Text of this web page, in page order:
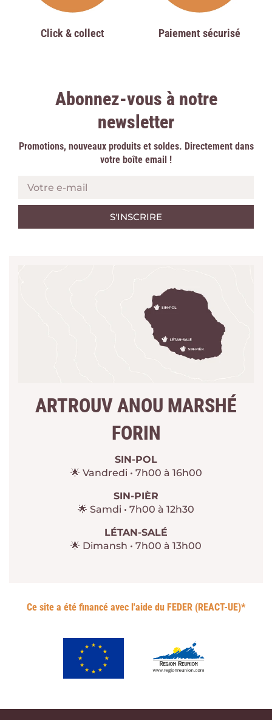
Click & collect Paiement sécurisé
Abonnez-vous à notre
newsletter
Promotions, nouveaux produits et soldes. Directement dans
votre boîte email !
Votre e-mail
ARTROUV ANOU MARSHÉ
FORIN
SIN-POL
🌟 Vandredi • 7h00 à 16h00
SIN-PIÈR
🌟 Samdi • 7h00 à 12h30
LÉTAN-SALÉ
🌟 Dimansh • 7h00 à 13h00
Ce site a été financé avec l'aide du FEDER (REACT-UE)*